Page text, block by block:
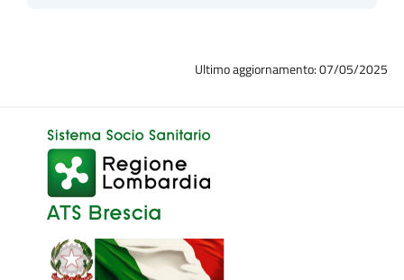
Ultimo aggiornamento: 07/05/2025